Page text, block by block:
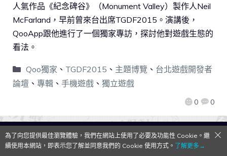
0 0
人氣作品《紀念碑谷》（Monument Valley）製作人Neil
McFarland，早前曾來台出席TGDF2015。演講後，
QooApp跟他進行了一個獨家專訪，探討他對遊戲生態的
看法。
Qoo獨家 、 TGDF2015 、 主題博覽 、 台北遊戲開發者
論壇 、 專輯 、 手機遊戲 、 獨立遊戲
QooApp Limited © 2026
為了向您提供最佳瀏覽體驗，我們在網站上使用了必要及功能性 Cookie。繼
續使用本網站，即表示您了解並同意我們的 Cookie 使用方式。 了解更多→